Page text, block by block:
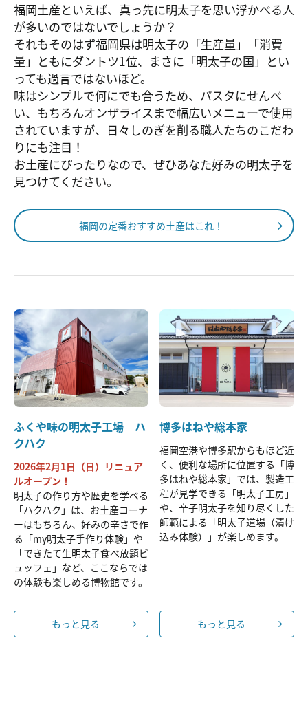
福岡土産といえば、真っ先に明太子を思い浮かべる人
が多いのではないでしょうか？
それもそのはず福岡県は明太子の「生産量」「消費
量」ともにダントツ1位、まさに「明太子の国」とい
っても過言ではないほど。
味はシンプルで何にでも合うため、パスタにせんべ
い、もちろんオンザライスまで幅広いメニューで使用
されていますが、日々しのぎを削る職人たちのこだわ
りにも注目！
お土産にぴったりなので、ぜひあなた好みの明太子を
見つけてください。
福岡の定番おすすめ土産はこれ！
ふくや味の明太子工場 ハ
クハク
2026年2月1日（日）リニュア
ルオープン！
明太子の作り方や歴史を学べる
「ハクハク」は、お土産コーナ
ーはもちろん、好みの辛さで作
る「my明太子手作り体験」や
「できたて生明太子食べ放題ビ
ュッフェ」など、ここならでは
の体験も楽しめる博物館です。
もっと見る
博多はねや総本家
福岡空港や博多駅からもほど近
く、便利な場所に位置する「博
多はねや総本家」では、製造工
程が見学できる「明太子工房」
や、辛子明太子を知り尽くした
師範による「明太子道場（漬け
込み体験）」が楽しめます。
もっと見る